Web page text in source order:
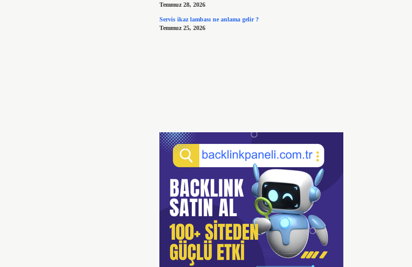
Temmuz 28, 2026
Servis ikaz lambası ne anlama gelir ?
Temmuz 25, 2026